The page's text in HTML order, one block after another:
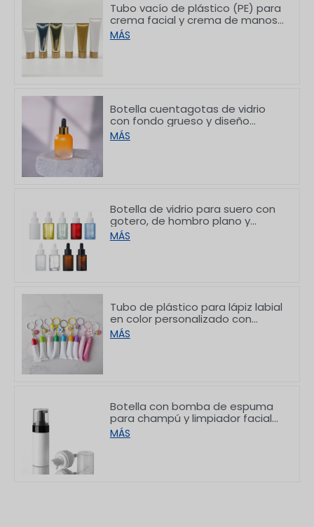
Tubo vacío de plástico (PE) para
crema facial y crema de manos
con tapas de bambú, de
50/80/100/150 g
MÁS
Botella cuentagotas de vidrio
con fondo grueso y diseño
gradual personalizada, de 30 ml
MÁS
Botella de vidrio para suero con
gotero, de hombro plano y
acabado esmerilado blanco, de
10/30/50/60/80/100 ml
MÁS
Tubo de plástico para lápiz labial
en color personalizado con
gancho, 8/15 g
MÁS
Botella con bomba de espuma
para champú y limpiador facial
de PET con hombro plano,
150/200 ml
MÁS